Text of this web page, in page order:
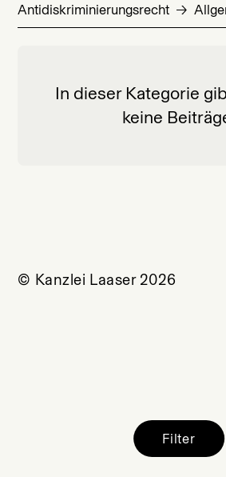
Antidiskriminierungsrecht
In dieser Kategorie
keine
Filter
© Kanzlei Laaser 2026